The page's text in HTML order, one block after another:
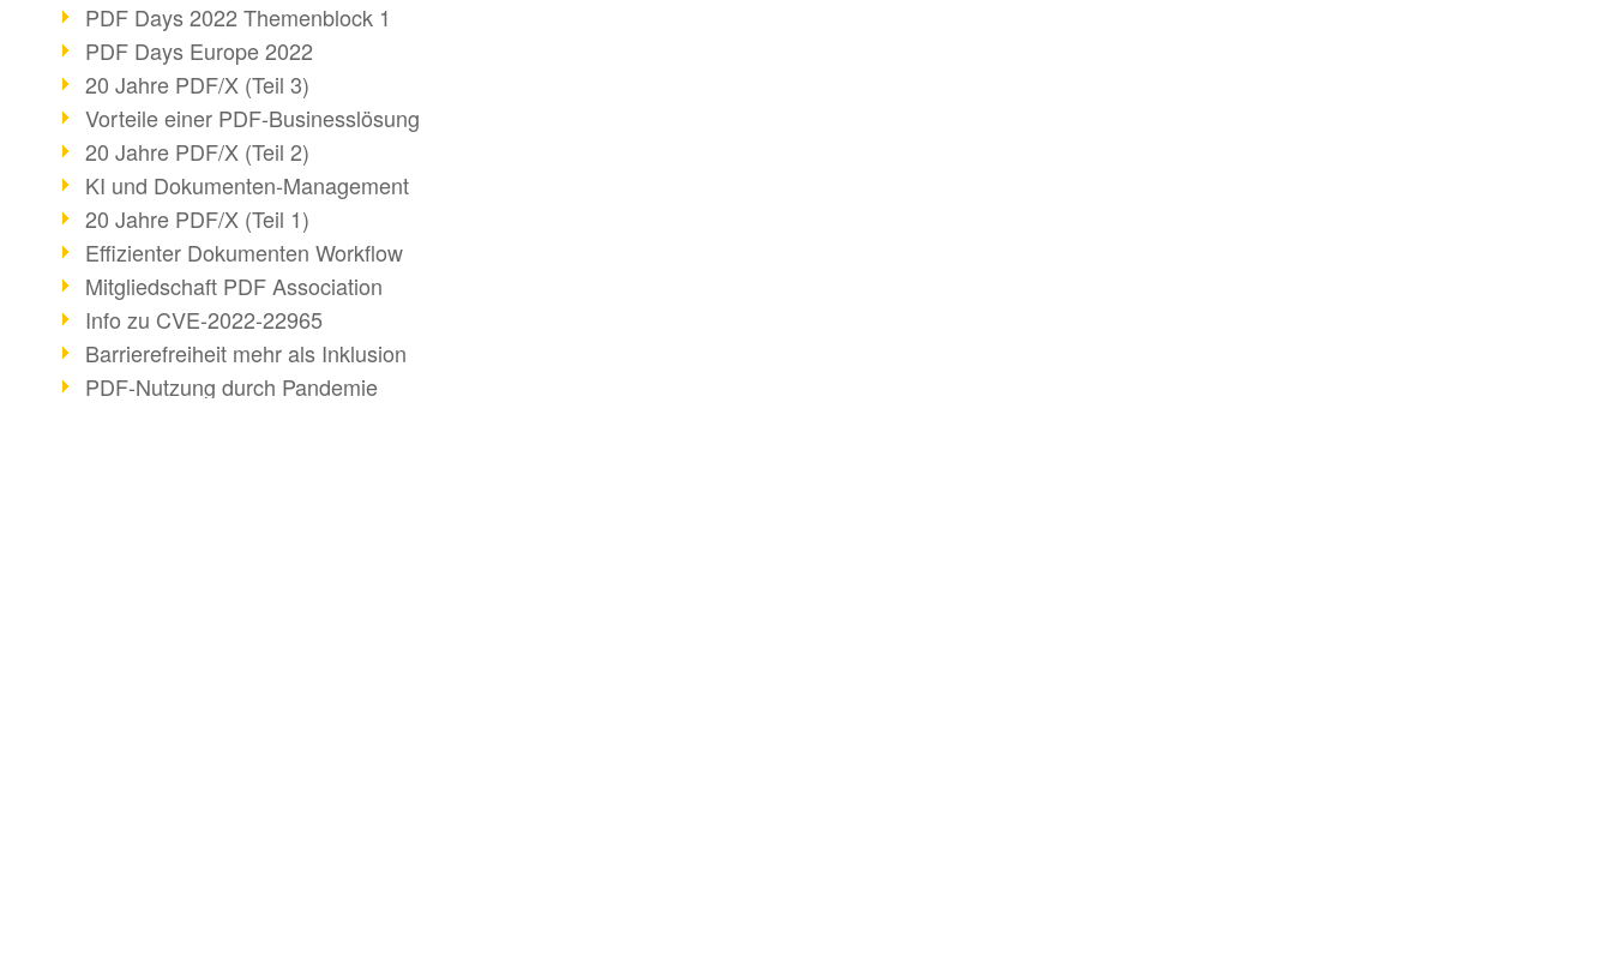
PDF Days 2022 Themenblock 1
PDF Days Europe 2022
20 Jahre PDF/X (Teil 3)
Vorteile einer PDF-Businesslösung
20 Jahre PDF/X (Teil 2)
KI und Dokumenten-Management
20 Jahre PDF/X (Teil 1)
Effizienter Dokumenten Workflow
Mitgliedschaft PDF Association
Info zu CVE-2022-22965
Barrierefreiheit mehr als Inklusion
PDF-Nutzung durch Pandemie